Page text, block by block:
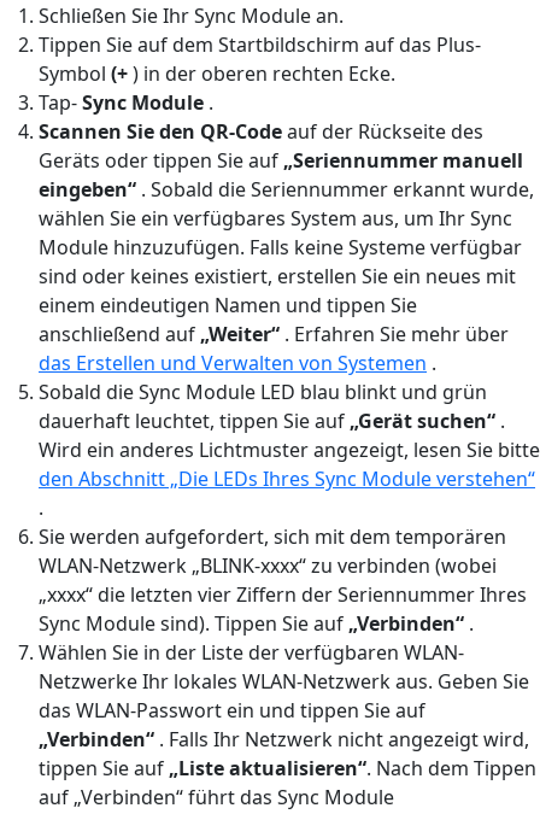
Schließen Sie Ihr Sync Module an.
Tippen Sie auf dem Startbildschirm auf das Plus-
Symbol (+) in der oberen rechten Ecke.
Tap-Sync Module .
Scannen Sie den QR-Codeauf der Rückseite des
Geräts oder tippen Sie auf „Seriennummer manuell
eingeben“ . Sobald die Seriennummer erkannt wurde,
wählen Sie ein verfügbares System aus, um Ihr Sync
Module hinzuzufügen. Falls keine Systeme verfügbar
sind oder keines existiert, erstellen Sie ein neues mit
einem eindeutigen Namen und tippen Sie
anschließend auf „Weiter“ . Erfahren Sie mehr über
das Erstellen und Verwalten von Systemen .
Sobald die Sync Module LED blau blinkt und grün
dauerhaft leuchtet, tippen Sie auf „Gerät suchen“ .
Wird ein anderes Lichtmuster angezeigt, lesen Sie bitte
den Abschnitt „Die LEDs Ihres Sync Module verstehen“
.
Sie werden aufgefordert, sich mit dem temporären
WLAN-Netzwerk „BLINK-xxxx“ zu verbinden (wobei
„xxxx“ die letzten vier Ziffern der Seriennummer Ihres
Sync Module sind). Tippen Sie auf „Verbinden“ .
Wählen Sie in der Liste der verfügbaren WLAN-
Netzwerke Ihr lokales WLAN-Netzwerk aus. Geben Sie
das WLAN-Passwort ein und tippen Sie auf
„Verbinden“ . Falls Ihr Netzwerk nicht angezeigt wird,
tippen Sie auf „Liste aktualisieren“. Nach dem Tippen
auf „Verbinden“ führt das Sync Module